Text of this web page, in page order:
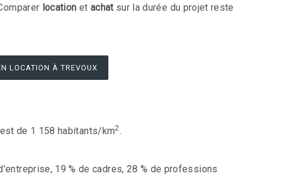
location et achatsur la durée du projet reste
LOCATION À TREVOUX
de 1 158 habitants/km2.
19 % de cadres, 28 % de professions